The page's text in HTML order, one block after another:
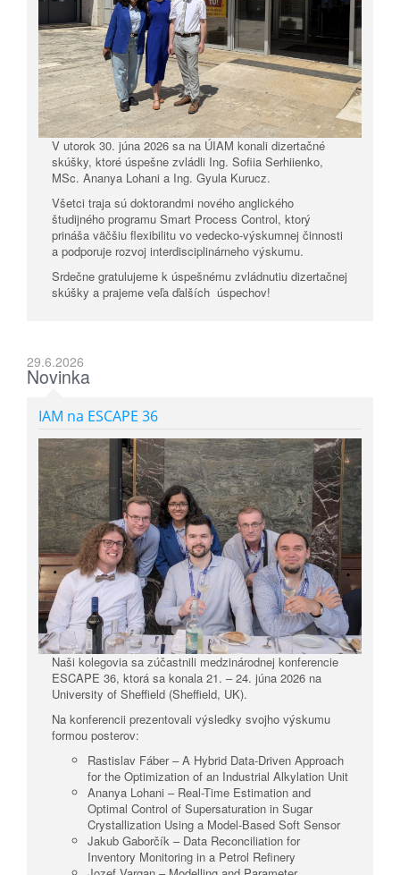
V utorok 30. júna 2026 sa na ÚIAM konali dizertačné
skúšky, ktoré úspešne zvládli Ing. Sofiia Serhiienko,
MSc. Ananya Lohani a Ing. Gyula Kurucz.
Všetci traja sú doktorandmi nového anglického
študijného programu Smart Process Control, ktorý
prináša väčšiu flexibilitu vo vedecko-výskumnej činnosti
a podporuje rozvoj interdisciplinárneho výskumu.
Srdečne gratulujeme k úspešnému zvládnutiu dizertačnej
skúšky a prajeme veľa ďalších úspechov!
29.6.2026
Novinka
IAM na ESCAPE 36
Naši kolegovia sa zúčastnili medzinárodnej konferencie
ESCAPE 36, ktorá sa konala 21. – 24. júna 2026 na
University of Sheffield (Sheffield, UK).
Na konferencii prezentovali výsledky svojho výskumu
formou posterov:
Rastislav Fáber – A Hybrid Data-Driven Approach
for the Optimization of an Industrial Alkylation Unit
Ananya Lohani – Real-Time Estimation and
Optimal Control of Supersaturation in Sugar
Crystallization Using a Model-Based Soft Sensor
Jakub Gaborčík – Data Reconciliation for
Inventory Monitoring in a Petrol Refinery